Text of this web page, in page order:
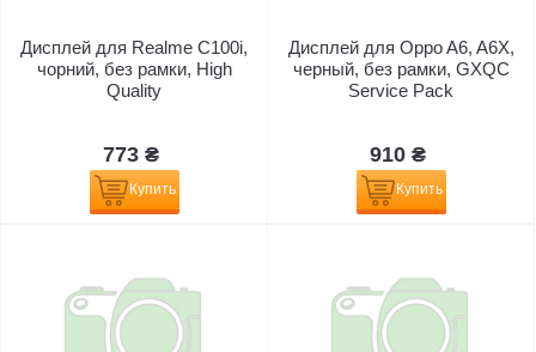
Дисплей для Realme C100i,
чорний, без рамки, High
Quality
773 ₴
Купить
Дисплей для Oppo A6, A6X,
черный, без рамки, GXQC
Service Pack
910 ₴
Купить